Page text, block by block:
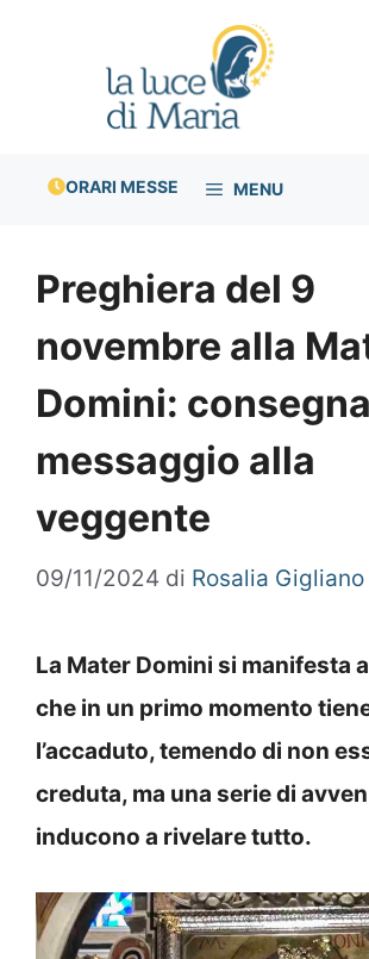
ORARI MESSE MENU
Preghiera del 9
novembre alla
Domini:
messaggio alla
veggente
09/11/2024 di Rosalia Gigliano
La Mater Domini si manifesta
che in un primo momento
l’accaduto, temendo di non
creduta, ma una serie di
inducono a rivelare tutto.